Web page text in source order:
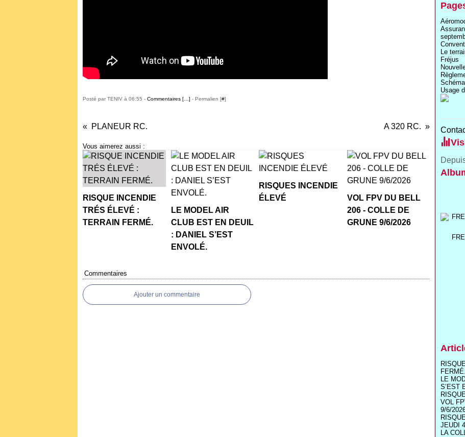
Posté par TENIV à 06:55 - Commentaires [ ] - Permalien [#]
PLANEUR RC. A 320 RC.
Vous aimerez aussi :
RISQUE INCENDIE
TRÉS ÉLEVÉ :
TERRAIN FERMÉ.
LE MODEL AIR
CLUB EST EN DEUIL
: DANIEL S’EST
ENVOLÉ.
RISQUES INCENDIE
ÉLEVÉ
VOL FPV DU BELL
206 - COLLE DE
GRUNE 9/6/2026
Commentaires
Ajouter un commentaire
Le
Fréjus
Usage
FERMÉ.
LE
S’EST
VOL
9/6/
JEUDI
LA